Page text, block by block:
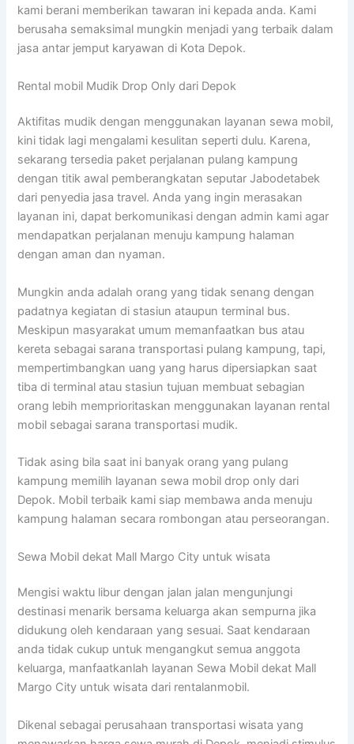
kami berani memberikan tawaran ini kepada anda. Kami
berusaha semaksimal mungkin menjadi yang terbaik dalam
jasa antar jemput karyawan di Kota Depok.
Rental mobil Mudik Drop Only dari Depok
Aktifitas mudik dengan menggunakan layanan sewa mobil,
kini tidak lagi mengalami kesulitan seperti dulu. Karena,
sekarang tersedia paket perjalanan pulang kampung
dengan titik awal pemberangkatan seputar Jabodetabek
dari penyedia jasa travel. Anda yang ingin merasakan
layanan ini, dapat berkomunikasi dengan admin kami agar
mendapatkan perjalanan menuju kampung halaman
dengan aman dan nyaman.
Mungkin anda adalah orang yang tidak senang dengan
padatnya kegiatan di stasiun ataupun terminal bus.
Meskipun masyarakat umum memanfaatkan bus atau
kereta sebagai sarana transportasi pulang kampung, tapi,
mempertimbangkan uang yang harus dipersiapkan saat
tiba di terminal atau stasiun tujuan membuat sebagian
orang lebih memprioritaskan menggunakan layanan rental
mobil sebagai sarana transportasi mudik.
Tidak asing bila saat ini banyak orang yang pulang
kampung memilih layanan sewa mobil drop only dari
Depok. Mobil terbaik kami siap membawa anda menuju
kampung halaman secara rombongan atau perseorangan.
Sewa Mobil dekat Mall Margo City untuk wisata
Mengisi waktu libur dengan jalan jalan mengunjungi
destinasi menarik bersama keluarga akan sempurna jika
didukung oleh kendaraan yang sesuai. Saat kendaraan
anda tidak cukup untuk mengangkut semua anggota
keluarga, manfaatkanlah layanan Sewa Mobil dekat Mall
Margo City untuk wisata dari rentalanmobil.
Dikenal sebagai perusahaan transportasi wisata yang